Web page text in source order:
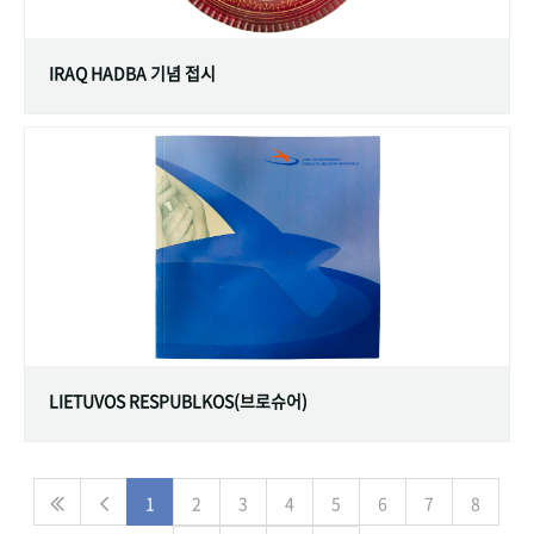
IRAQ HADBA 기념 접시
LIETUVOS RESPUBLKOS(브로슈어)
1 2 3 4 5 6 7 8